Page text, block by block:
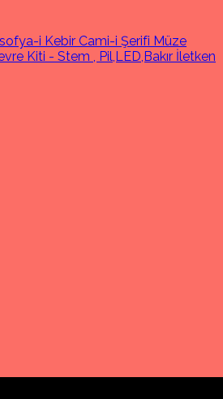
i Kebir Cami-i Şerifi Müze
Kiti - Stem , Pil,LED,Bakır İletken